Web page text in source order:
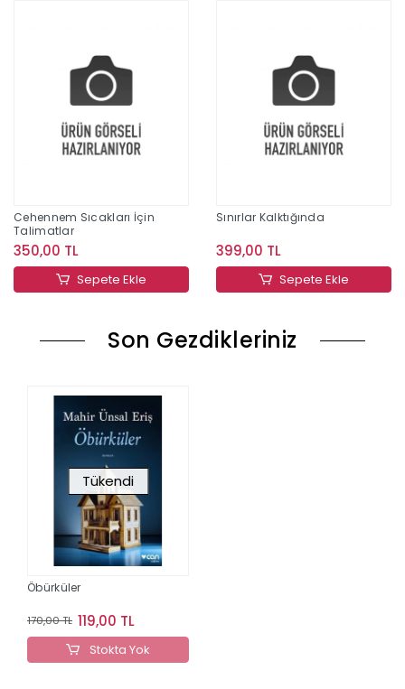
Cehennem Sıcakları İçin
Talimatlar
350,00 TL
Sepete Ekle
Sınırlar Kalktığında
399,00 TL
Sepete Ekle
Son Gezdikleriniz
Tükendi
Öbürküler
170,00 TL 119,00 TL
Stokta Yok